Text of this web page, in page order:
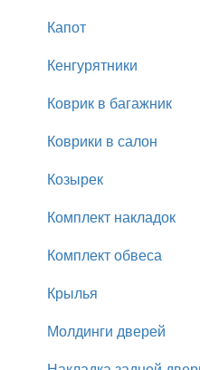
Капот
Кенгурятники
Коврик в багажник
Коврики в салон
Козырек
Комплект накладок
Комплект обвеса
Крылья
Молдинги дверей